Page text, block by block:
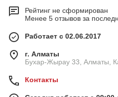
Рейтинг не сформирован
Менее 5 отзывов за
Работает с 02.06.2017
г. Алматы
Бухар-Жырау 33, Алматы,
Контакты